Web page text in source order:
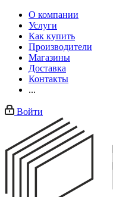
О компании
Услуги
Как купить
Производители
Магазины
Доставка
Контакты
...
Войти